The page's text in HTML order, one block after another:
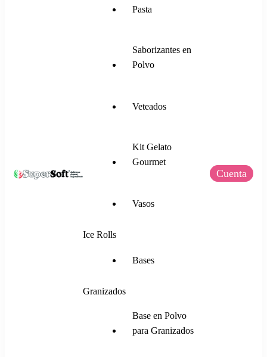
Mezclas para Helado Suave, Frozen Yogurt,
Pasta
Saborizantes en
Polvo
Veteados
Kit Gelato
Gourmet
Vasos
Ice Rolls
Bases
Granizados
Base en Polvo
para Granizados
Cuenta